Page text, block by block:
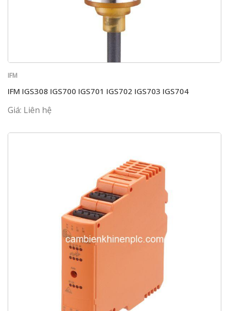
IFM
IFM IGS308 IGS700 IGS701 IGS702 IGS703 IGS704
Giá: Liên hệ